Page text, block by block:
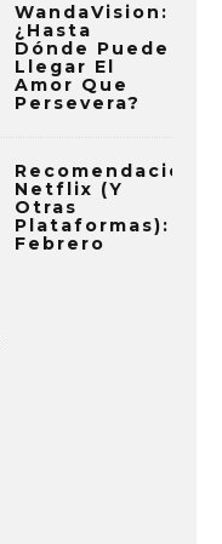
WandaVision:
¿Hasta
Dónde Puede
Llegar El
Amor Que
Persevera?
Recomendaciones
Netflix (y
Otras
Plataformas):
Febrero